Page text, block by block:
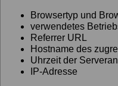
Browsertyp und
verwendetes
Referrer URL
Hostname des
Uhrzeit der
IP-Adresse